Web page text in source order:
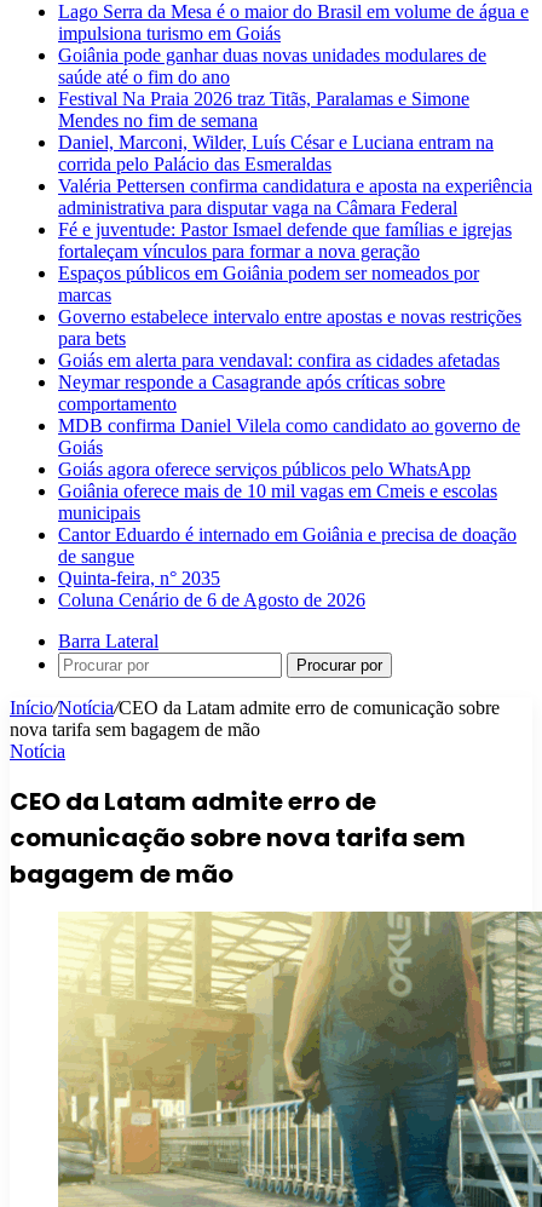
Lago Serra da Mesa é o maior do Brasil em volume de água e
impulsiona turismo em Goiás
Goiânia pode ganhar duas novas unidades modulares de
saúde até o fim do ano
Festival Na Praia 2026 traz Titãs, Paralamas e Simone
Mendes no fim de semana
Daniel, Marconi, Wilder, Luís César e Luciana entram na
corrida pelo Palácio das Esmeraldas
Valéria Pettersen confirma candidatura e aposta na experiência
administrativa para disputar vaga na Câmara Federal
Fé e juventude: Pastor Ismael defende que famílias e igrejas
fortaleçam vínculos para formar a nova geração
Espaços públicos em Goiânia podem ser nomeados por
marcas
Governo estabelece intervalo entre apostas e novas restrições
para bets
Goiás em alerta para vendaval: confira as cidades afetadas
Neymar responde a Casagrande após críticas sobre
comportamento
MDB confirma Daniel Vilela como candidato ao governo de
Goiás
Goiás agora oferece serviços públicos pelo WhatsApp
Goiânia oferece mais de 10 mil vagas em Cmeis e escolas
municipais
Cantor Eduardo é internado em Goiânia e precisa de doação
de sangue
Quinta-feira, n° 2035
Coluna Cenário de 6 de Agosto de 2026
Barra Lateral
Procurar por
Início/Notícia/CEO da Latam admite erro de comunicação sobre
nova tarifa sem bagagem de mão
Notícia
CEO da Latam admite erro de
comunicação sobre nova tarifa sem
bagagem de mão